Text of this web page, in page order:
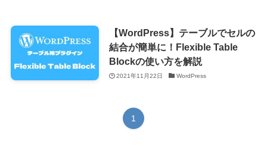
【WordPress】テーブルでセルの
結合が簡単に！Flexible Table
Blockの使い方を解説
2021年11月22日 WordPress
1